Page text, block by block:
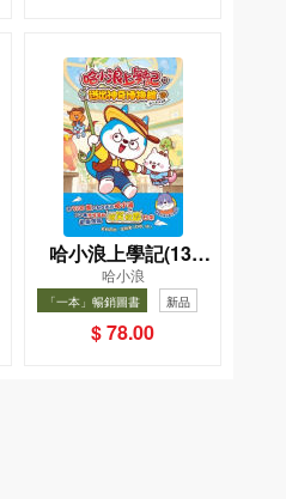
哈小浪上學記(13)
——逃出神奇博物館
哈小浪
「一本」暢銷圖書
新品
暢銷
$ 78.00